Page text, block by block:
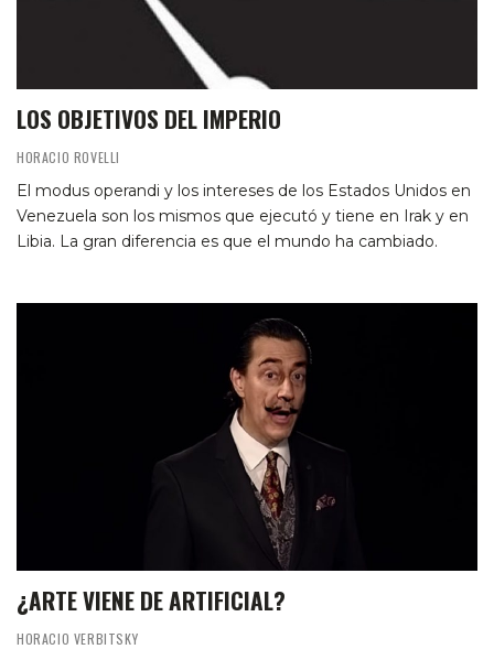
LOS OBJETIVOS DEL IMPERIO
HORACIO ROVELLI
El modus operandi y los intereses de los Estados Unidos en
Venezuela son los mismos que ejecutó y tiene en Irak y en
Libia. La gran diferencia es que el mundo ha cambiado.
¿ARTE VIENE DE ARTIFICIAL?
HORACIO VERBITSKY